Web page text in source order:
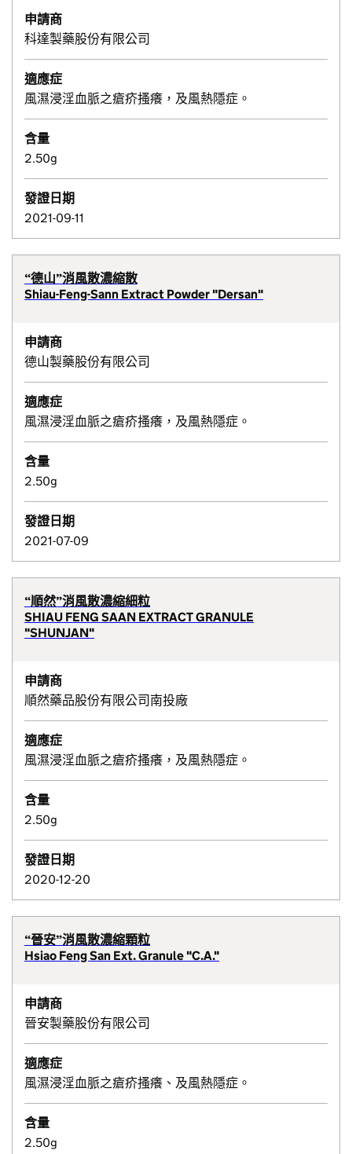
申請商
科達製藥股份有限公司
適應症
風濕浸淫血脈之瘡疥搔癢，及風熱隱症。
含量
2.50g
發證日期
2021-09-11
“德山”消風散濃縮散
Shiau-Feng-Sann Extract Powder "Dersan"
申請商
德山製藥股份有限公司
適應症
風濕浸淫血脈之瘡疥搔癢，及風熱隱症。
含量
2.50g
發證日期
2021-07-09
“順然”消風散濃縮細粒
SHIAU FENG SAAN EXTRACT GRANULE
"SHUNJAN"
申請商
順然藥品股份有限公司南投廠
適應症
風濕浸淫血脈之瘡疥搔癢，及風熱隱症。
含量
2.50g
發證日期
2020-12-20
“晉安”消風散濃縮顆粒
Hsiao Feng San Ext. Granule "C.A."
申請商
晉安製藥股份有限公司
適應症
風濕浸淫血脈之瘡疥搔癢、及風熱隱症。
含量
2.50g